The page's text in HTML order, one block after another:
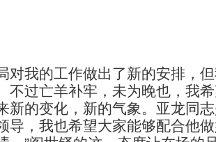
对我的工作做出了新的安排，
不过亡羊补牢，未为晚也，我
新的变化，新的气象。亚龙同
导，我也希望大家能够配合他